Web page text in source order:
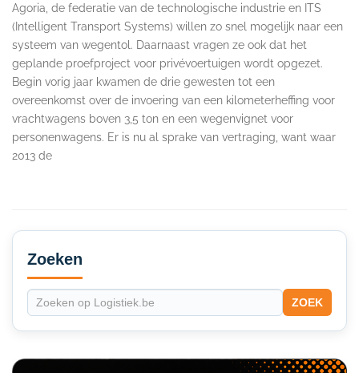
Agoria, de federatie van de technologische industrie en ITS
(Intelligent Transport Systems) willen zo snel mogelijk naar een
systeem van wegentol. Daarnaast vragen ze ook dat het
geplande proefproject voor privévoertuigen wordt opgezet.
Begin vorig jaar kwamen de drie gewesten tot een
overeenkomst over de invoering van een kilometerheffing voor
vrachtwagens boven 3,5 ton en een wegenvignet voor
personenwagens. Er is nu al sprake van vertraging, want waar
2013 de
Secondary
Sidebar
Zoeken
ZOEK